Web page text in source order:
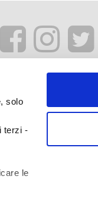
solo
terzi -
le